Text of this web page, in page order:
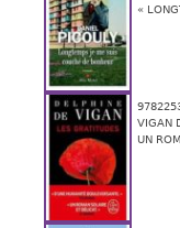
«
VIGAN
UN